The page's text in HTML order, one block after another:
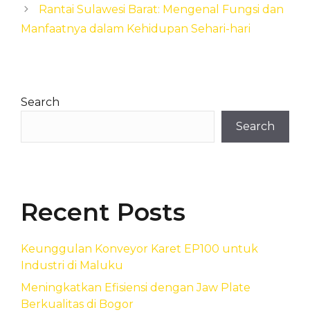
Rantai Sulawesi Barat: Mengenal Fungsi dan
Manfaatnya dalam Kehidupan Sehari-hari
Search
Search
Recent Posts
Keunggulan Konveyor Karet EP100 untuk
Industri di Maluku
Meningkatkan Efisiensi dengan Jaw Plate
Berkualitas di Bogor